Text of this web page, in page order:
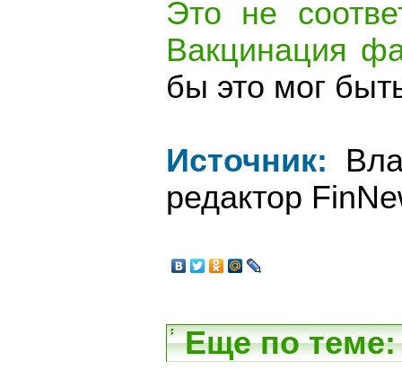
Это не
Вакцинация
бы это мог
Источник:
редактор
Еще по теме: